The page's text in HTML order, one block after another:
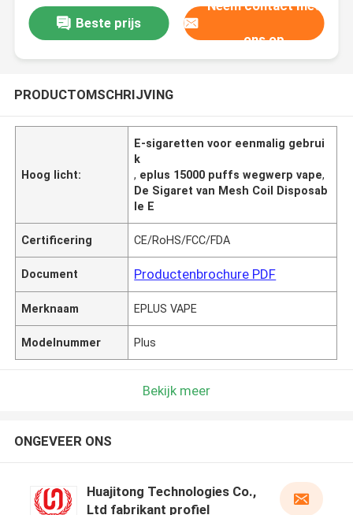
Beste prijs
Neem contact met
ons op
PRODUCTOMSCHRIJVING
Hoog licht:
E-sigaretten voor eenmalig gebrui
k
, eplus 15000 puffs wegwerp vape,
De Sigaret van Mesh Coil Disposab
le E
Certificering CE/RoHS/FCC/FDA
Document Productenbrochure PDF
Merknaam EPLUS VAPE
Modelnummer Plus
Bekijk meer
ONGEVEER ONS
Huajitong Technologies Co.,
Ltd fabrikant profiel